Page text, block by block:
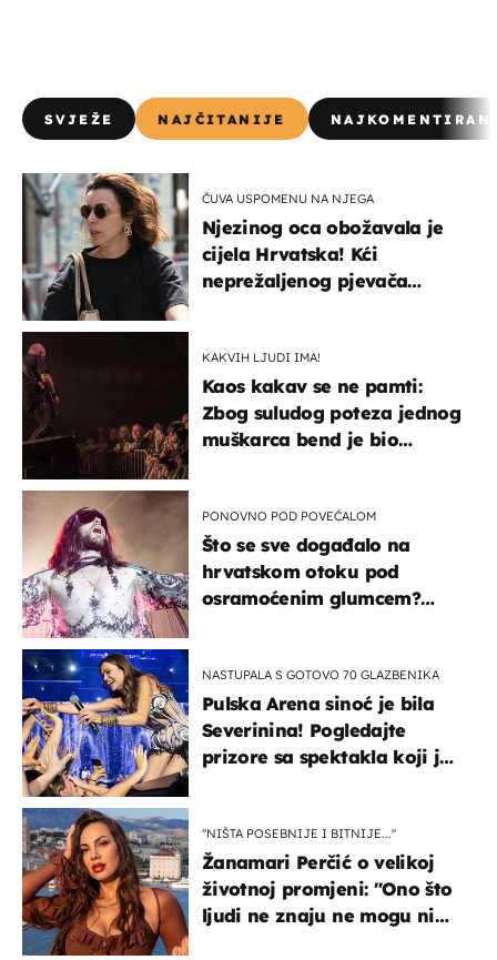
SVJEŽE NAJČITANIJE
ČUVA USPOMENU NA NJEGA
Njezinog oca obožavala je
cijela Hrvatska! Kći
neprežaljenog pjevača
KAKVIH LJUDI IMA!
Kaos kakav se ne pamti:
Zbog suludog poteza jednog
muškarca bend je bio
PONOVNO POD POVEĆALOM
Što se sve događalo na
hrvatskom otoku pod
osramoćenim glumcem?
NASTUPALA S GOTOVO 70 GLAZBENIKA
Pulska Arena sinoć je bila
Severinina! Pogledajte
prizore sa spektakla koji je
''NIŠTA POSEBNIJE I BITNIJE...''
Žanamari Perčić o velikoj
životnoj promjeni: "Ono što
ljudi ne znaju ne mogu ni